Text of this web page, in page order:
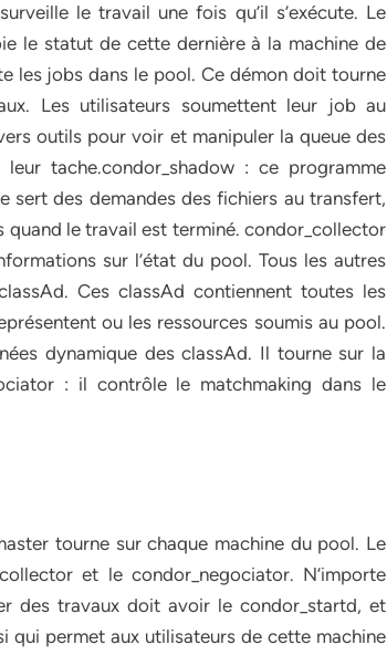
le travail une fois qu’il s’exécute. Le
le statut de cette dernière à la machine de
les jobs dans le pool. Ce démon doit tourne
Les utilisateurs soumettent leur job au
outils pour voir et manipuler la queue des
tache.condor_shadow : ce programme
sert des demandes des fichiers au transfert,
le travail est terminé. condor_collector
sur l’état du pool. Tous les autres
Ces classAd contiennent toutes les
ou les ressources soumis au pool.
dynamique des classAd. Il tourne sur la
: il contrôle le matchmaking dans le
tourne sur chaque machine du pool. Le
et le condor_negociator. N’importe
des travaux doit avoir le condor_startd, et
qui permet aux utilisateurs de cette machine